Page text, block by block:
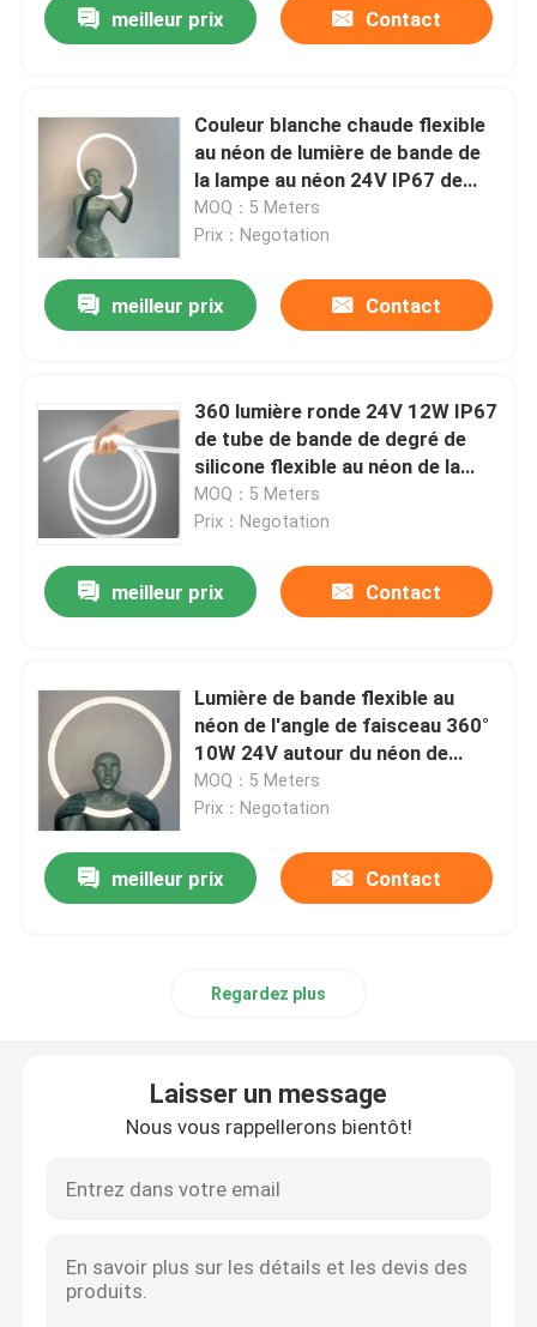
Produits
Vidéos
A propos de nous
Contrôle de la qualité
meilleur prix Contact
Couleur blanche chaude flexible
au néon de lumière de bande de
la lampe au néon 24V IP67 de
silicone de LED
MOQ：5 Meters
Prix：Negotation
meilleur prix Contact
360 lumière ronde 24V 12W IP67
de tube de bande de degré de
silicone flexible au néon de la
lumière DIY LED
MOQ：5 Meters
Prix：Negotation
meilleur prix Contact
Lumière de bande flexible au
néon de l'angle de faisceau 360°
10W 24V autour du néon de
lumière de tube de silicone mené
MOQ：5 Meters
Prix：Negotation
meilleur prix Contact
Regardez plus
Laisser un message
Nous vous rappellerons bientôt!